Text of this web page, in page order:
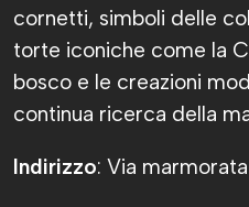
cornetti, simboli delle
torte iconiche come la
bosco e le creazioni
continua ricerca della
Indirizzo: Via